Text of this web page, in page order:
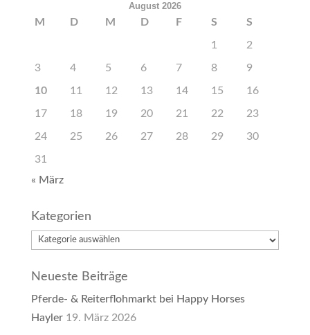
August 2026
M D M D F S S
1 2
3 4 5 6 7 8 9
10 11 12 13 14 15 16
17 18 19 20 21 22 23
24 25 26 27 28 29 30
31
« März
Kategorien
Kategorien
Neueste Beiträge
Pferde- & Reiterflohmarkt bei Happy Horses
Hayler 19. März 2026